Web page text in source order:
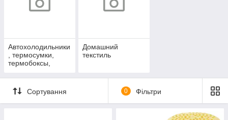
Автохолодильники
, термосумки,
термобоксы,
холода
Домашний
текстиль
Сортування 0 Фільтри